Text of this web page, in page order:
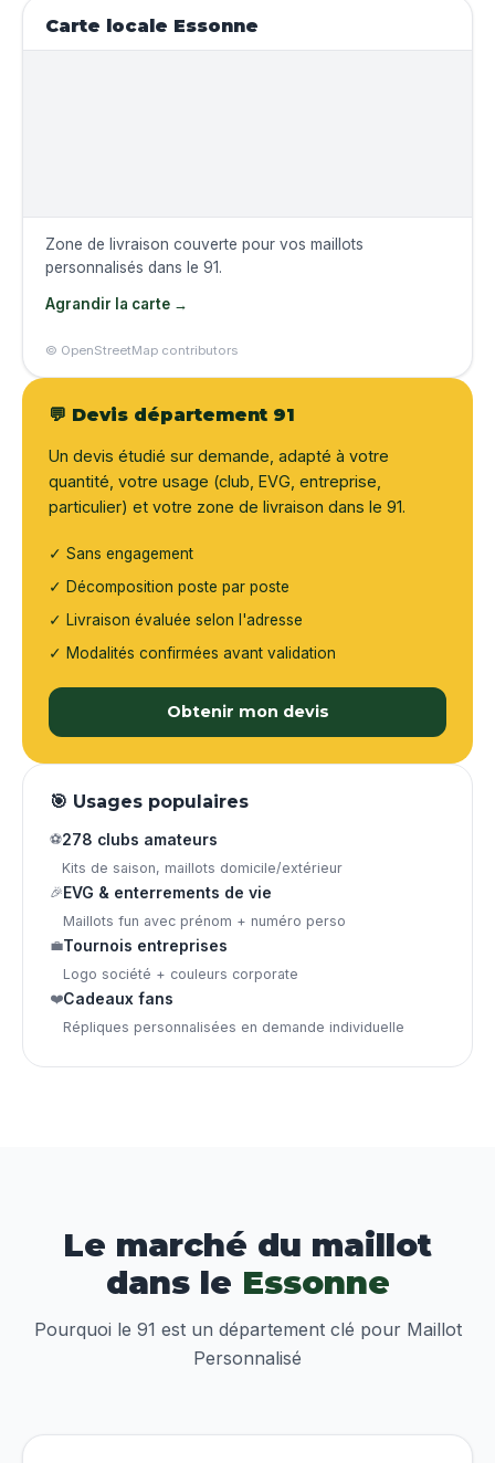
Carte locale Essonne
Zone de livraison couverte pour vos maillots
personnalisés dans le 91.
Agrandir la carte →
© OpenStreetMap contributors
💬 Devis département 91
Un devis étudié sur demande, adapté à votre
quantité, votre usage (club, EVG, entreprise,
particulier) et votre zone de livraison dans le 91.
✓ Sans engagement
✓ Décomposition poste par poste
✓ Livraison évaluée selon l'adresse
✓ Modalités confirmées avant validation
Obtenir mon devis
🎯 Usages populaires
⚽278 clubs amateurs
Kits de saison, maillots domicile/extérieur
🎉 EVG & enterrements de vie
Maillots fun avec prénom + numéro perso
💼Tournois entreprises
Logo société + couleurs corporate
❤️Cadeaux fans
Répliques personnalisées en demande individuelle
Le marché du maillot
dans le Essonne
Pourquoi le 91 est un département clé pour Maillot
Personnalisé